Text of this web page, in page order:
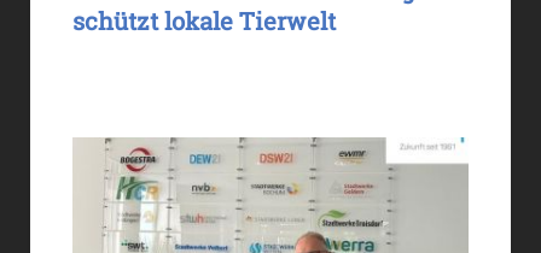
schützt lokale Tierwelt